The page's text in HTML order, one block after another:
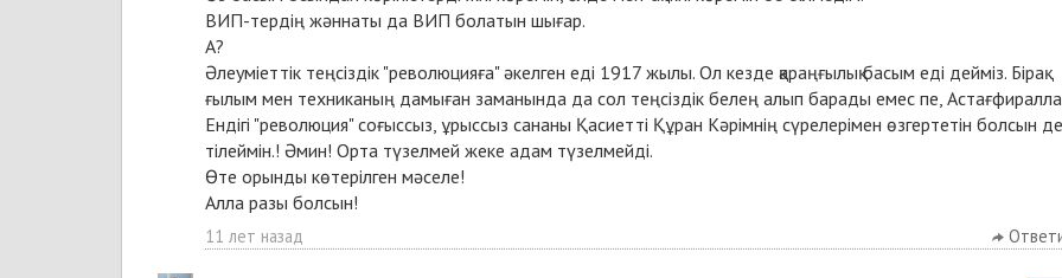
ВИП-тердің жәннаты да ВИП болатын шығар.
А?
Әлеуміеттік теңсіздік "революцияға" әкелген еді 1917 жылы. Ол кезде қараңғылық басым еді дейміз. Бірақ
ғылым мен техниканың дамыған заманында да сол теңсіздік белең алып барады емес пе,
Ендігі "революция" соғыссыз, ұрыссыз сананы Қасиетті Құран Кәрімнің сүрелерімен өзгертетін болсын
тілеймін.! Әмин! Орта түзелмей жеке адам түзелмейді.
Өте орынды көтерілген мәселе!
Алла разы болсын!
11 лет назад